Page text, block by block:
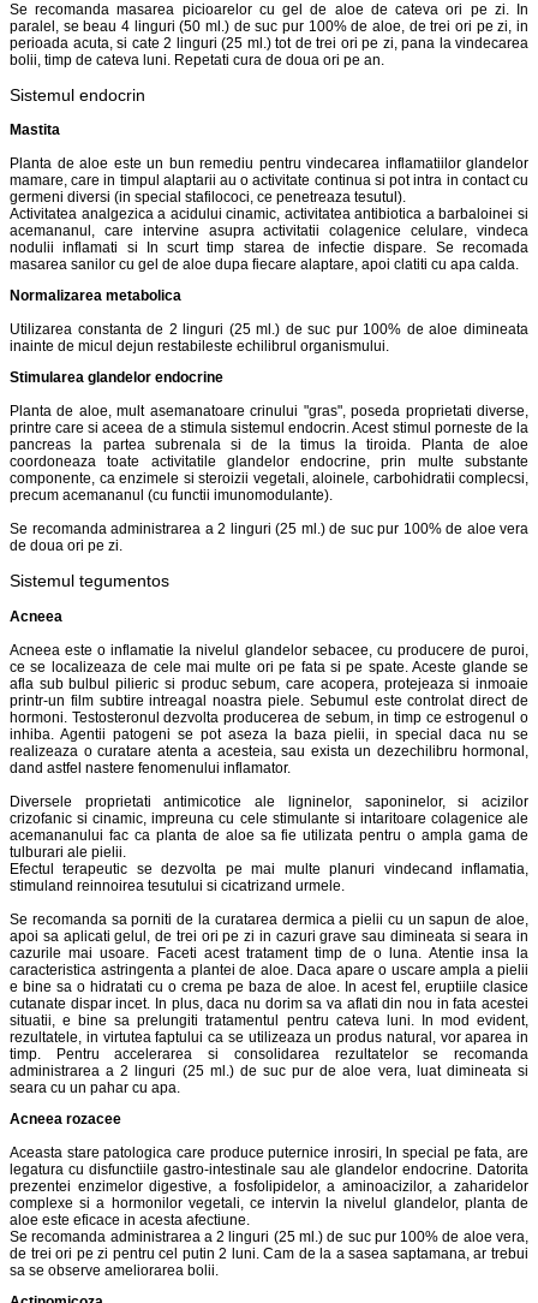
Se recomanda masarea picioarelor cu gel de aloe de cateva ori pe zi. In
paralel, se beau 4 linguri (50 ml.) de suc pur 100% de aloe, de trei ori pe zi, in
perioada acuta, si cate 2 linguri (25 ml.) tot de trei ori pe zi, pana la vindecarea
bolii, timp de cateva luni. Repetati cura de doua ori pe an.
Sistemul endocrin
Mastita
Planta de aloe este un bun remediu pentru vindecarea inflamatiilor glandelor
mamare, care in timpul alaptarii au o activitate continua si pot intra in contact cu
germeni diversi (in special stafilococi, ce penetreaza tesutul).
Activitatea analgezica a acidului cinamic, activitatea antibiotica a barbaloinei si
acemananul, care intervine asupra activitatii colagenice celulare, vindeca
nodulii inflamati si In scurt timp starea de infectie dispare. Se recomada
masarea sanilor cu gel de aloe dupa fiecare alaptare, apoi clatiti cu apa calda.
Normalizarea metabolica
Utilizarea constanta de 2 linguri (25 ml.) de suc pur 100% de aloe dimineata
inainte de micul dejun restabileste echilibrul organismului.
Stimularea glandelor endocrine
Planta de aloe, mult asemanatoare crinului "gras", poseda proprietati diverse,
printre care si aceea de a stimula sistemul endocrin. Acest stimul porneste de la
pancreas la partea subrenala si de la timus la tiroida. Planta de aloe
coordoneaza toate activitatile glandelor endocrine, prin multe substante
componente, ca enzimele si steroizii vegetali, aloinele, carbohidratii complecsi,
precum acemananul (cu functii imunomodulante).
Se recomanda administrarea a 2 linguri (25 ml.) de suc pur 100% de aloe vera
de doua ori pe zi.
Sistemul tegumentos
Acneea
Acneea este o inflamatie la nivelul glandelor sebacee, cu producere de puroi,
ce se localizeaza de cele mai multe ori pe fata si pe spate. Aceste glande se
afla sub bulbul pilieric si produc sebum, care acopera, protejeaza si inmoaie
printr-un film subtire intreagal noastra piele. Sebumul este controlat direct de
hormoni. Testosteronul dezvolta producerea de sebum, in timp ce estrogenul o
inhiba. Agentii patogeni se pot aseza la baza pielii, in special daca nu se
realizeaza o curatare atenta a acesteia, sau exista un dezechilibru hormonal,
dand astfel nastere fenomenului inflamator.
Diversele proprietati antimicotice ale ligninelor, saponinelor, si acizilor
crizofanic si cinamic, impreuna cu cele stimulante si intaritoare colagenice ale
acemananului fac ca planta de aloe sa fie utilizata pentru o ampla gama de
tulburari ale pielii.
Efectul terapeutic se dezvolta pe mai multe planuri vindecand inflamatia,
stimuland reinnoirea tesutului si cicatrizand urmele.
Se recomanda sa porniti de la curatarea dermica a pielii cu un sapun de aloe,
apoi sa aplicati gelul, de trei ori pe zi in cazuri grave sau dimineata si seara in
cazurile mai usoare. Faceti acest tratament timp de o luna. Atentie insa la
caracteristica astringenta a plantei de aloe. Daca apare o uscare ampla a pielii
e bine sa o hidratati cu o crema pe baza de aloe. In acest fel, eruptiile clasice
cutanate dispar incet. In plus, daca nu dorim sa va aflati din nou in fata acestei
situatii, e bine sa prelungiti tratamentul pentru cateva luni. In mod evident,
rezultatele, in virtutea faptului ca se utilizeaza un produs natural, vor aparea in
timp. Pentru accelerarea si consolidarea rezultatelor se recomanda
administrarea a 2 linguri (25 ml.) de suc pur de aloe vera, luat dimineata si
seara cu un pahar cu apa.
Acneea rozacee
Aceasta stare patologica care produce puternice inrosiri, In special pe fata, are
legatura cu disfunctiile gastro-intestinale sau ale glandelor endocrine. Datorita
prezentei enzimelor digestive, a fosfolipidelor, a aminoacizilor, a zaharidelor
complexe si a hormonilor vegetali, ce intervin la nivelul glandelor, planta de
aloe este eficace in acesta afectiune.
Se recomanda administrarea a 2 linguri (25 ml.) de suc pur 100% de aloe vera,
de trei ori pe zi pentru cel putin 2 luni. Cam de la a sasea saptamana, ar trebui
sa se observe ameliorarea bolii.